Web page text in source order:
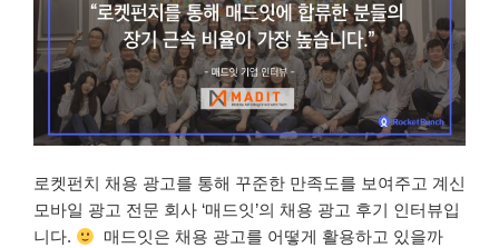
로켓펀치 채용 광고를 통해 꾸준한 만족도를 보여주고 계신
모바일 광고 전문 회사 ‘매드잇’의 채용 광고 후기 인터뷰입
니다.
매드잇은 채용 광고를 어떻게 활용하고 있을까